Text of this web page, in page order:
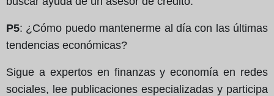
P5: ¿Cómo puedo mantenerme al día con las últimas
tendencias económicas?
Sigue a expertos en finanzas y economía en redes
sociales, lee publicaciones especializadas y participa